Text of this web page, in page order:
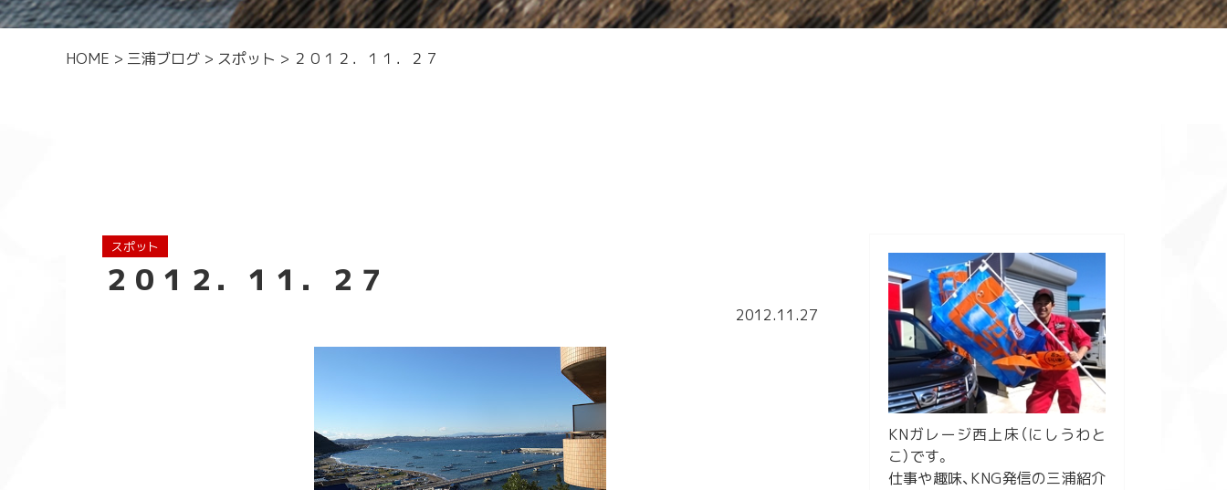
HOME > 三浦ブログ > スポット > ２０１２．１１．２７
スポット
２０１２．１１．２７
2012.11.27
KNガレージ西上床（にしうわと
こ）です。
仕事や趣味、KNG発信の三浦紹介